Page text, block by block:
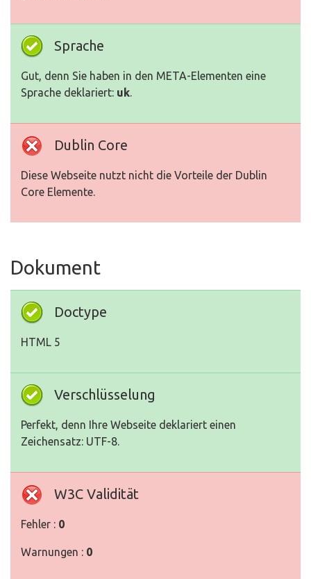
Sprache
Gut, denn Sie haben in den META-Elementen eine
Sprache deklariert: uk.
Dublin Core
Diese Webseite nutzt nicht die Vorteile der Dublin
Core Elemente.
Dokument
Doctype
HTML 5
Verschlüsselung
Perfekt, denn Ihre Webseite deklariert einen
Zeichensatz: UTF-8.
W3C Validität
Fehler : 0
Warnungen : 0